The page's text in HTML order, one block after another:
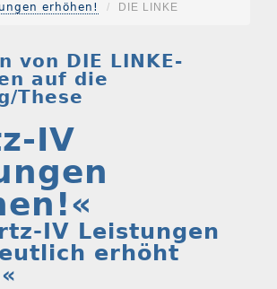
erhöhen! DIE LINKE
von DIE LINKE-
auf die
These
IV
IV Leistungen
erhöht